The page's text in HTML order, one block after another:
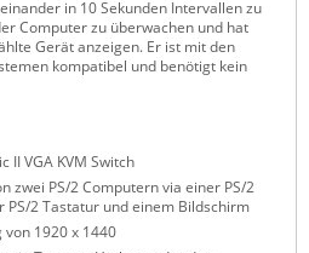
in 10 Sekunden Intervallen zu
Computer zu überwachen und hat
Gerät anzeigen. Er ist mit den
kompatibel und benötigt kein
II VGA KVM Switch
zwei PS/2 Computern via einer PS/2
2 Tastatur und einem Bildschirm
1920 x 1440